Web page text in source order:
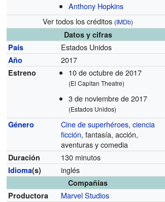
Anthony Hopkins
Ver todos los créditos (IMDb)
Datos y cifras
País
Estados Unidos
Año 2017
Estreno 10 de octubre de 2017
(El Capitan Theatre)
3 de noviembre de 2017
(Estados Unidos)
Género Cine de superhéroes,ciencia
ficción, fantasía, acción,
aventuras y comedia
Duración 130 minutos
Idioma(s) inglés
Compañías
Productora
Marvel Studios